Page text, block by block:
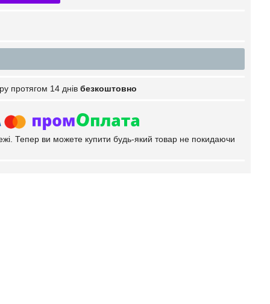
протягом 14 днів безкоштовно
Тепер ви можете купити будь-який товар не покидаючи